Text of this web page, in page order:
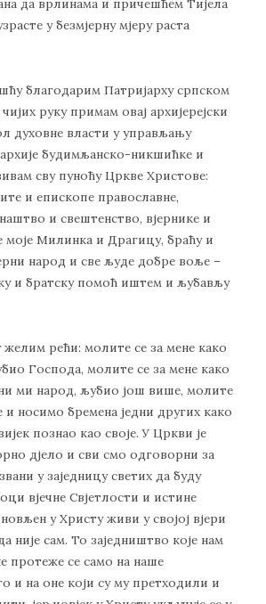
да врлинама и причешћем Тијела
у безмјерну мјеру раста
благодарим Патријарху српском
руку примам овај архијерејски
духовне власти у управљању
будимљанско-никшићке и
сву пуноћу Цркве Христове:
и епископе православне,
и свештенство, вјернике и
моје Милинка и Драгицу, браћу и
народ и све људе добре воље –
и братску помоћ иштем и љубављу
рећи: молите се за мене како
Господа, молите се за мене како
ми народ, љубио још више, молите
и носимо бремена једни других како
познао као своје. У Цркви је
дјело и сви смо одговорни за
у заједницу светих да буду
вјечне Свјетлости и истине
у Христу живи у својој вјери
није сам. То заједништво које нам
протеже се само на наше
и на оне који су му претходили и